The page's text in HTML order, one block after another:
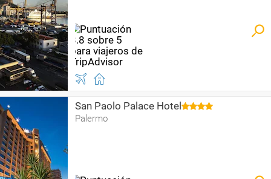
San Paolo Palace Hotel
Palermo